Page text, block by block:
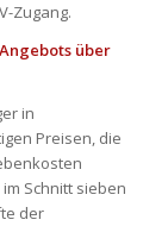
Zugang.
über
in
Preisen, die
Schnitt sieben
der